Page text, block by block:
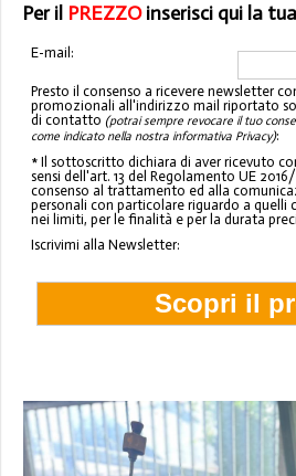
Per il PREZZOinserisci qui la
E-mail:
Presto il consenso a ricevere newsletter
promozionali all'indirizzo mail riportato
di contatto (potrai sempre revocare il tuo
come indicato nella nostra informativa Privacy):
* Il sottoscritto dichiara di aver ricevuto
sensi dell'art. 13 del Regolamento UE
consenso al trattamento ed alla
personali con particolare riguardo a quelli
nei limiti, per le finalità e per la durata
Iscrivimi alla Newsletter: